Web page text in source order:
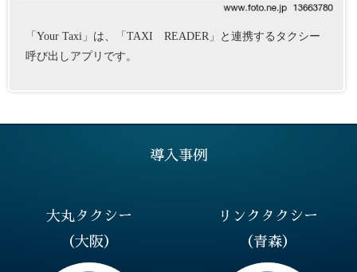
「Your Taxi」は、「TAXI READER」と連携するタクシー
呼び出しアプリです。
導入事例
大丸タクシー
（大阪）
リンクタクシー
（青森）